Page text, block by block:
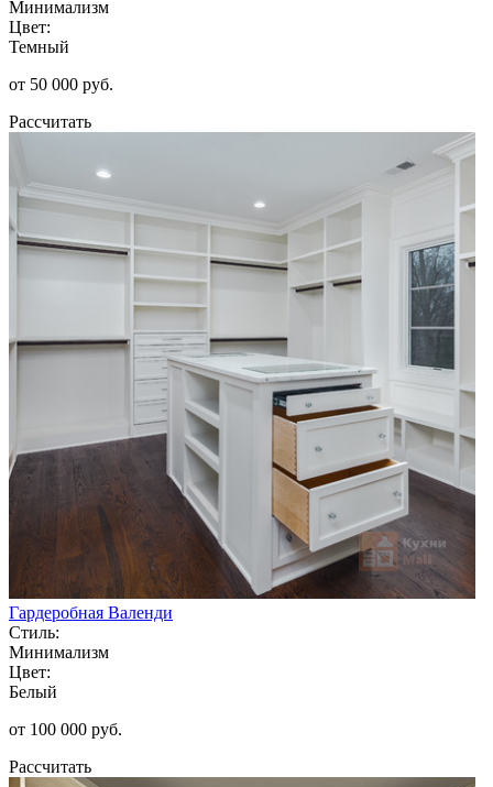
Минимализм
Цвет:
Темный
от 50 000 руб.
Рассчитать
Гардеробная Валенди
Стиль:
Минимализм
Цвет:
Белый
от 100 000 руб.
Рассчитать